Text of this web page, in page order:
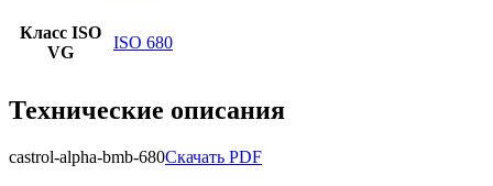
Класс ISO
VG
ISO 680
Технические описания
castrol-alpha-bmb-680Скачать PDF